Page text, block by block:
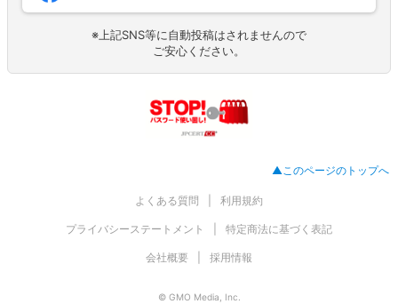
※上記SNS等に自動投稿はされませんので
ご安心ください。
▲このページのトップへ
よくある質問 利用規約
プライバシーステートメント 特定商法に基づく表記
会社概要 採用情報
© GMO Media, Inc.